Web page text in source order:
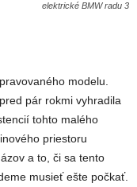
elektrické BMW radu 3
modelu.
pár rokmi vyhradila
tohto malého
priestoru
a to, či sa tento
musieť ešte počkať.